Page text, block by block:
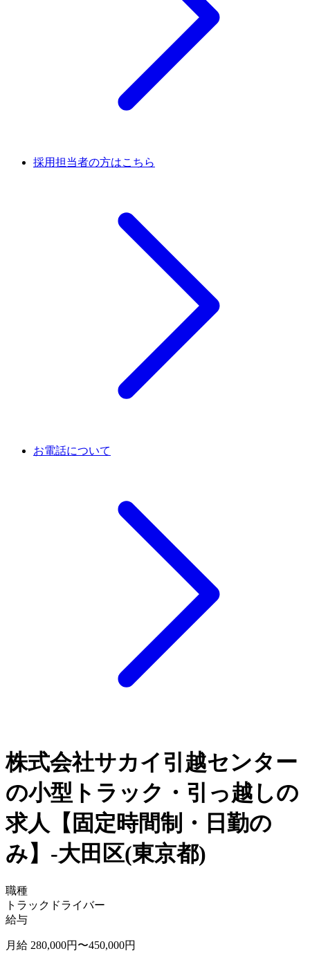
採用担当者の方はこちら
お電話について
株式会社サカイ引越センター
の小型トラック・引っ越しの
求人【固定時間制・日勤の
み】-大田区(東京都)
職種
トラックドライバー
給与
月給 280,000円〜450,000円